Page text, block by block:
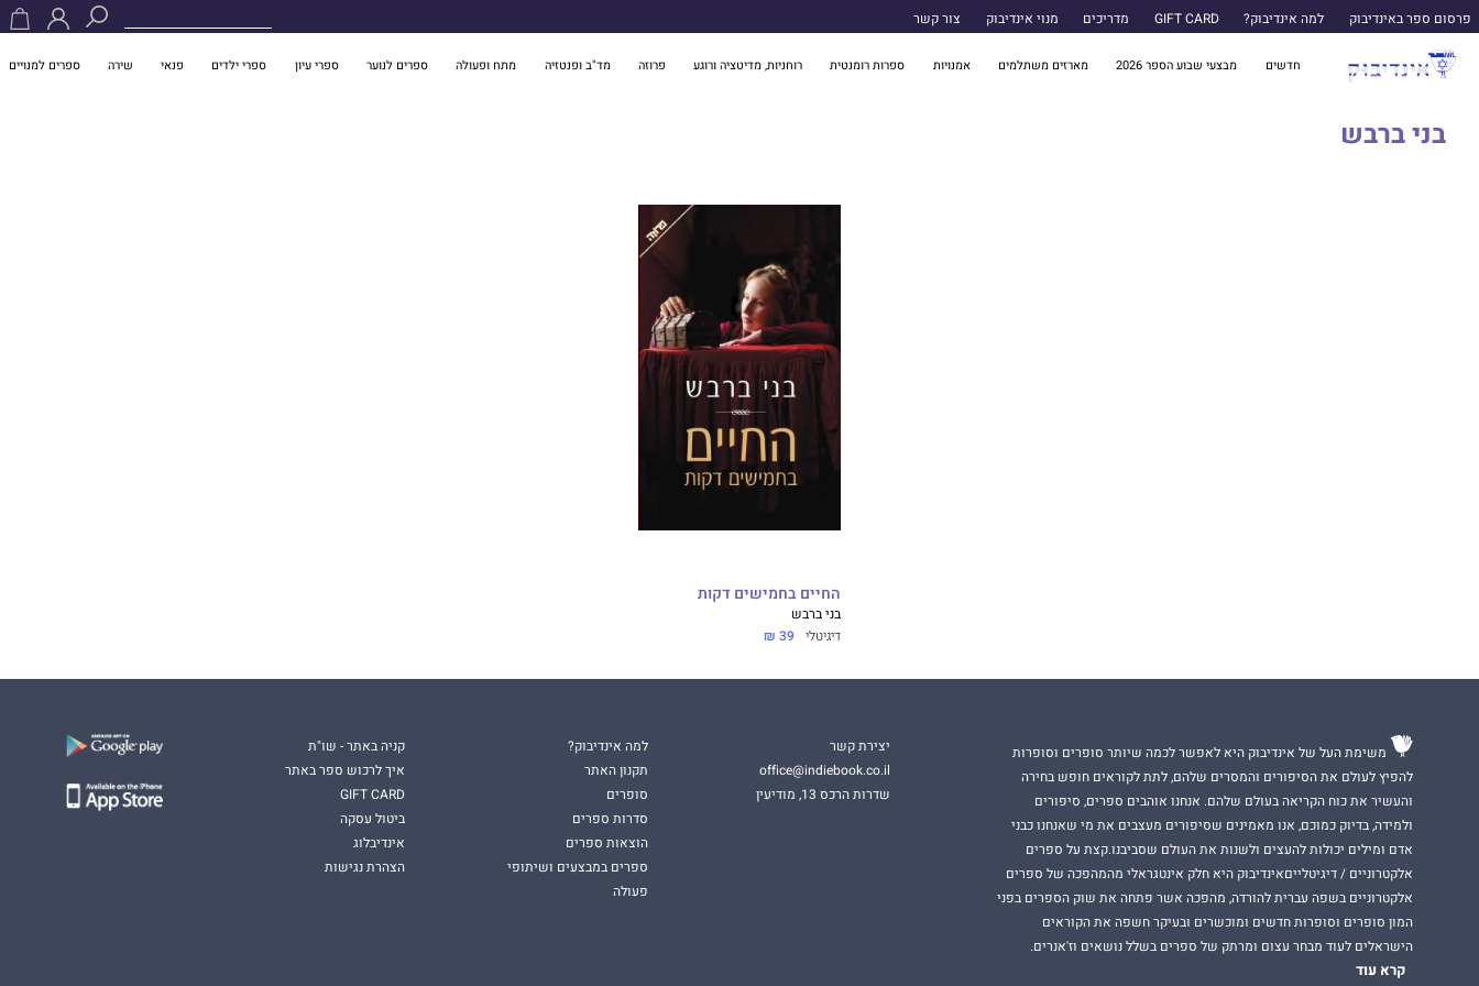
פרסום ספר באינדיבוק למה אינדיבוק? GIFT CARD מדריכים מנוי אינדיבוק צור קשר
חדשים מבצעי שבוע הספר 2026 מארזים משתלמים אמנויות ספרות רומנטית רוחניות, מדיטציה ורוגע פרוזה מד"ב ופנטזיה מתח ופעולה ספרים לנוער ספרי עיון ספרי ילדים פנאי שירה ספרים למנויים
בני ברבש
החיים בחמישים דקות
בני ברבש
דיגיטלי 39 ₪
משימת העל של אינדיבוק היא לאפשר לכמה שיותר סופרים וסופרות
להפיץ לעולם את הסיפורים והמסרים שלהם, לתת לקוראים חופש בחירה
והעשיר את כוח הקריאה בעולם שלהם. אנחנו אוהבים ספרים, סיפורים
ולמידה, בדיוק כמוכם, אנו מאמינים שסיפורים מעצבים את מי שאנחנו כבני
אדם ומילים יכולות להעצים ולשנות את העולם שסביבנו.קצת על ספרים
אלקטרוניים / דיגיטלייםאינדיבוק היא חלק אינטגראלי מהמהפכה של ספרים
אלקטרוניים בשפה עברית להורדה, מהפכה אשר פתחה את שוק הספרים בפני
המון סופרים וסופרות חדשים ומוכשרים ובעיקר חשפה את הקוראים
הישראלים לעוד מבחר עצום ומרתק של ספרים בשלל נושאים וז'אנרים.
קרא עוד
יצירת קשר
office@indiebook.co.il
שדרות הרכס 13, מודיעין
למה אינדיבוק?
תקנון האתר
סופרים
סדרות ספרים
הוצאות ספרים
ספרים במבצעים ושיתופי
פעולה
קניה באתר - שו"ת
איך לרכוש ספר באתר
GIFT CARD
ביטול עסקה
אינדיבלוג
הצהרת נגישות